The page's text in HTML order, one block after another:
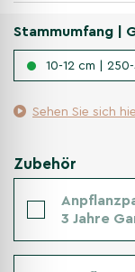
Stammumfang |
10-12 cm |
Sehen Sie sich
Zubehör
3 Jahre